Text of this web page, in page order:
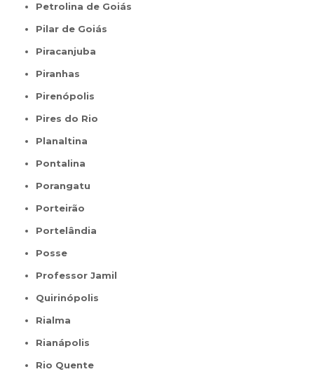
Petrolina de Goiás
Pilar de Goiás
Piracanjuba
Piranhas
Pirenópolis
Pires do Rio
Planaltina
Pontalina
Porangatu
Porteirão
Portelândia
Posse
Professor Jamil
Quirinópolis
Rialma
Rianápolis
Rio Quente